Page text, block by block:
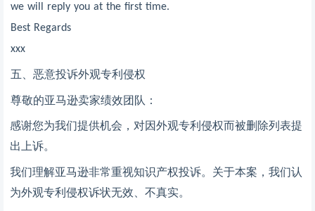
we will reply you at the first time.
Best Regards
xxx
五、 恶意投诉外观专利侵权
尊敬的亚马逊卖家绩效团队：
感谢您为我们提供机会，对因外观专利侵权而被删除列表提
出上诉。
我们理解亚马逊非常重视知识产权投诉。关于本案，我们认
为外观专利侵权诉状无效、不真实。